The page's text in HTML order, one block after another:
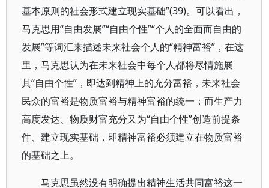
基本原则的社会形式建立现实基础”(39)。可以看出，
马克思用“自由发展”“自由个性”“个人的全面而自由的
发展”等词汇来描述未来社会个人的“精神富裕”，在这
里，马克思认为在未来社会中每个人都将尽情施展
其“自由个性”，即达到精神上的充分富裕，未来社会
民众的富裕是物质富裕与精神富裕的统一；而生产力
高度发达、物质财富充分又为“自由个性”创造前提条
件、建立现实基础，即精神富裕必须建立在物质富裕
的基础之上。
马克思虽然没有明确提出精神生活共同富裕这一